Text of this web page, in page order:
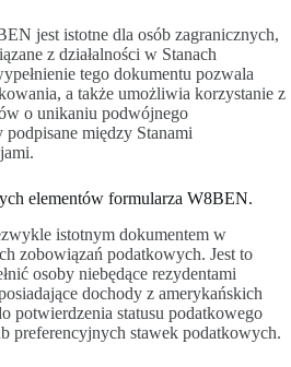
jest istotne dla osób zagranicznych,
z działalności w Stanach
tego dokumentu pozwala
a także umożliwia korzystanie z
o unikaniu podwójnego
podpisane między Stanami
elementów formularza W8BEN.
istotnym dokumentem w
zobowiązań podatkowych. Jest to
osoby niebędące rezydentami
dochody z amerykańskich
potwierdzenia statusu podatkowego
preferencyjnych stawek podatkowych.